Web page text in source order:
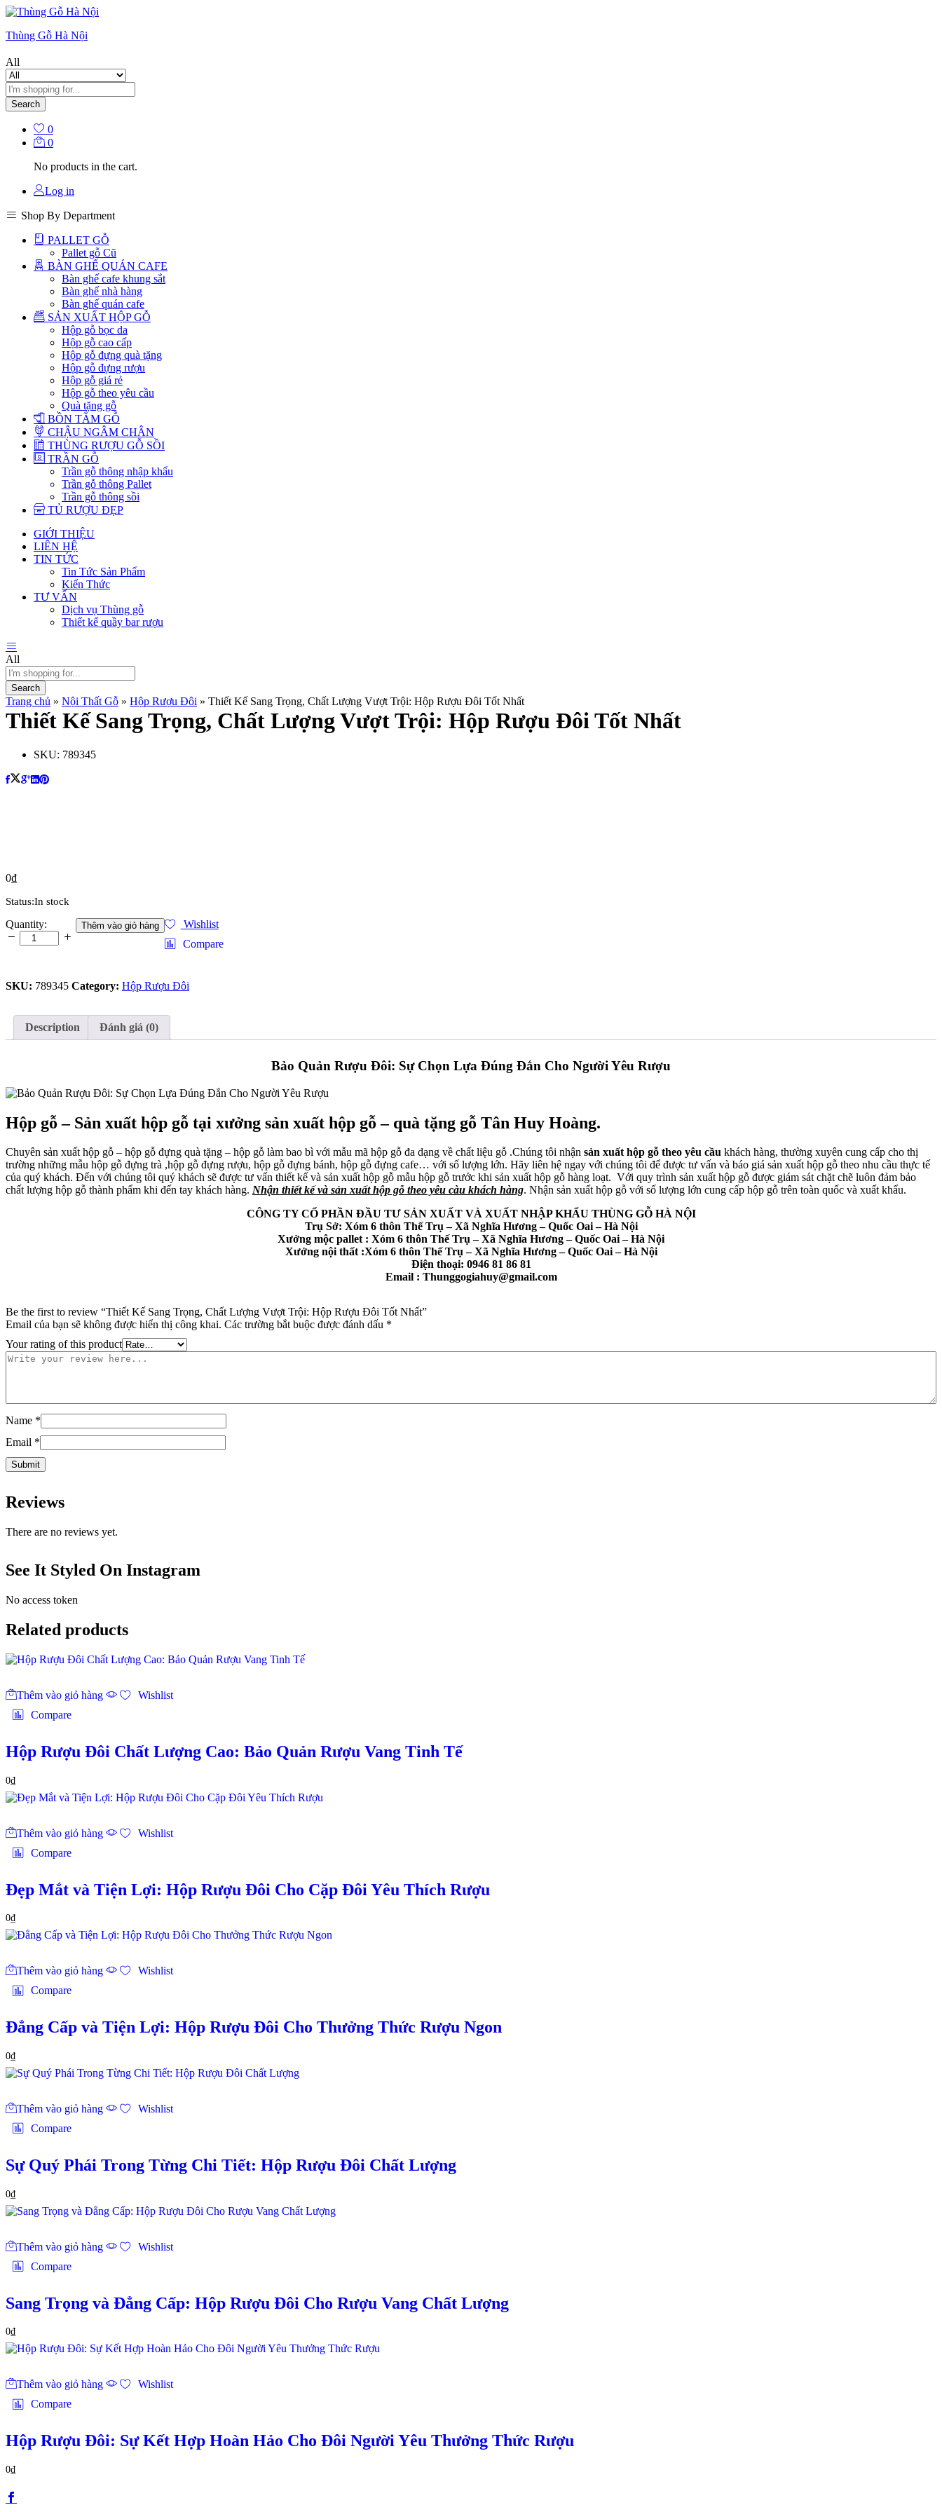
Thùng Gỗ Hà Nội
All
Search
0
0
No products in the cart.
Log in
Shop By Department
PALLET GỖ
Pallet gỗ Cũ
BÀN GHẾ QUÁN CAFE
Bàn ghế cafe khung sắt
Bàn ghế nhà hàng
Bàn ghế quán cafe
SẢN XUẤT HỘP GỖ
Hộp gỗ bọc da
Hộp gỗ cao cấp
Hộp gỗ đựng quà tặng
Hộp gỗ đựng rượu
Hộp gỗ giá rẻ
Hộp gỗ theo yêu cầu
Quà tặng gỗ
BỒN TẮM GỖ
CHẬU NGÂM CHÂN
THÙNG RƯỢU GỖ SỒI
TRẦN GỖ
Trần gỗ thông nhập khẩu
Trần gỗ thông Pallet
Trần gỗ thông sồi
TỦ RƯỢU ĐẸP
GIỚI THIỆU
LIÊN HỆ
TIN TỨC
Tin Tức Sản Phẩm
Kiến Thức
TƯ VẤN
Dịch vụ Thùng gỗ
Thiết kế quầy bar rượu
All
Search
Trang chủ » Nội Thất Gỗ » Hộp Rượu Đôi » Thiết Kế Sang Trọng, Chất Lượng Vượt Trội: Hộp Rượu Đôi Tốt Nhất
Thiết Kế Sang Trọng, Chất Lượng Vượt Trội: Hộp Rượu Đôi Tốt Nhất
SKU: 789345
0₫
Status:In stock
Thiết
Kế
Sang
Lượng
Rượu
quantity
Quantity: Thêm vào giỏ hàng
Wishlist
Compare
SKU: 789345 Category: Hộp Rượu Đôi
Description Đánh giá (0)
Bảo Quản Rượu Đôi: Sự Chọn Lựa Đúng Đắn Cho Người Yêu Rượu
Hộp gỗ – Sản xuất hộp gỗ tại xưởng sản xuất hộp gỗ – quà tặng gỗ Tân Huy Hoàng.
Chuyên sản xuất hộp gỗ – hộp gỗ đựng quà tặng – hộp gỗ làm bao bì với mẫu mã hộp gỗ đa dạng về chất liệu gỗ .Chúng tôi nhận sản xuất hộp gỗ theo yêu cầu khách hàng, thường xuyên cung cấp cho thị
trường những mẫu hộp gỗ đựng trà ,hộp gỗ đựng rượu, hộp gỗ đựng bánh, hộp gỗ đựng cafe… với số lượng lớn. Hãy liên hệ ngay với chúng tôi để được tư vấn và báo giá sản xuất hộp gỗ theo nhu cầu thực tế
của quý khách. Đến với chúng tôi quý khách sẽ được tư vấn thiết kế và sản xuất hộp gỗ mẫu hộp gỗ trước khi sản xuất hộp gỗ hàng loạt. Với quy trình sản xuất hộp gỗ được giám sát chặt chẽ luôn đảm bảo
chất lượng hộp gỗ thành phẩm khi đến tay khách hàng. Nhận thiết kế và sản xuất hộp gỗ theo yêu càu khách hàng. Nhận sản xuất hộp gỗ với số lượng lớn cung cấp hộp gỗ trên toàn quốc và xuất khẩu.
CÔNG TY CỔ PHẦN ĐẦU TƯ SẢN XUẤT VÀ XUẤT NHẬP KHẨU THÙNG GỖ HÀ NỘI
Trụ Sở: Xóm 6 thôn Thế Trụ – Xã Nghĩa Hương – Quốc Oai – Hà Nội
Xưởng mộc pallet : Xóm 6 thôn Thế Trụ – Xã Nghĩa Hương – Quốc Oai – Hà Nội
Xưởng nội thất :Xóm 6 thôn Thế Trụ – Xã Nghĩa Hương – Quốc Oai – Hà Nội
Điện thoại: 0946 81 86 81
Email : Thunggogiahuy@gmail.com
Be the first to review “Thiết Kế Sang Trọng, Chất Lượng Vượt Trội: Hộp Rượu Đôi Tốt Nhất”
Email của bạn sẽ không được hiển thị công khai. Các trường bắt buộc được đánh dấu *
Your rating of this product
Name *
Email *
Reviews
There are no reviews yet.
See It Styled On Instagram
No access token
Related products
Thêm vào giỏ hàng
Wishlist
Compare
Hộp Rượu Đôi Chất Lượng Cao: Bảo Quản Rượu Vang Tinh Tế
0₫
Thêm vào giỏ hàng
Wishlist
Compare
Đẹp Mắt và Tiện Lợi: Hộp Rượu Đôi Cho Cặp Đôi Yêu Thích Rượu
0₫
Thêm vào giỏ hàng
Wishlist
Compare
Đẳng Cấp và Tiện Lợi: Hộp Rượu Đôi Cho Thưởng Thức Rượu Ngon
0₫
Thêm vào giỏ hàng
Wishlist
Compare
Sự Quý Phái Trong Từng Chi Tiết: Hộp Rượu Đôi Chất Lượng
0₫
Thêm vào giỏ hàng
Wishlist
Compare
Sang Trọng và Đẳng Cấp: Hộp Rượu Đôi Cho Rượu Vang Chất Lượng
0₫
Thêm vào giỏ hàng
Wishlist
Compare
Hộp Rượu Đôi: Sự Kết Hợp Hoàn Hảo Cho Đôi Người Yêu Thưởng Thức Rượu
0₫